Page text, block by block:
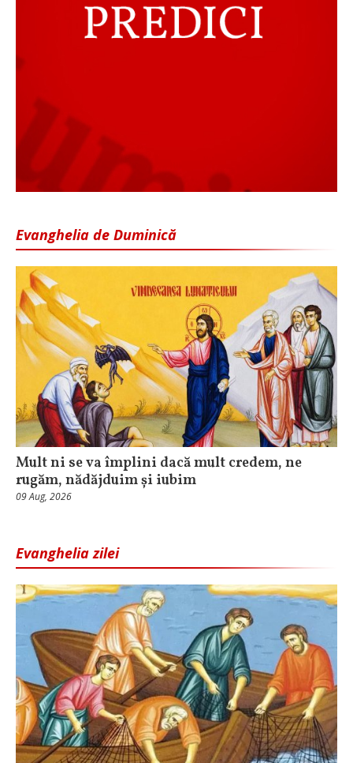
Evanghelia de Duminică
Mult ni se va împlini dacă mult credem, ne
rugăm, nădăjduim și iubim
09 Aug, 2026
Evanghelia zilei